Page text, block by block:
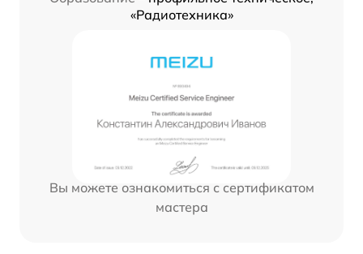
«Радиотехника»
Вы можете ознакомиться с сертификатом
мастера